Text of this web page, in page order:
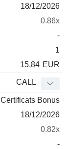
18/12/2026
0.86x
-
1
15,84 EUR
CALL
Certificats Bonus
18/12/2026
0.82x
-